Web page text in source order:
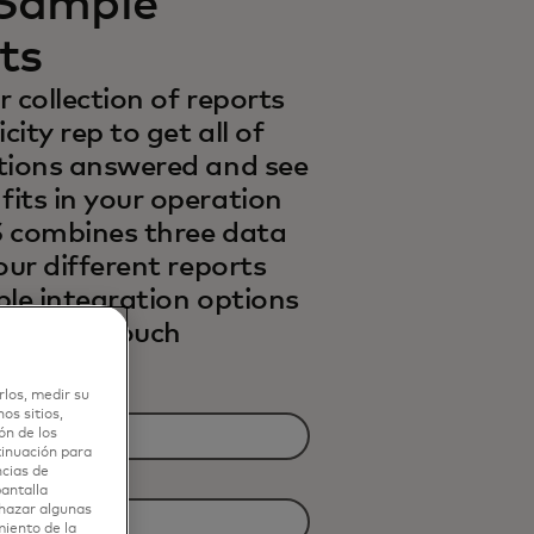
collection of reports
rep to get all of
answered and see
fits in your operation
combines three data
different reports
integration options
one-touch
medir su
sitios,
de los
para
de
algunas
de la